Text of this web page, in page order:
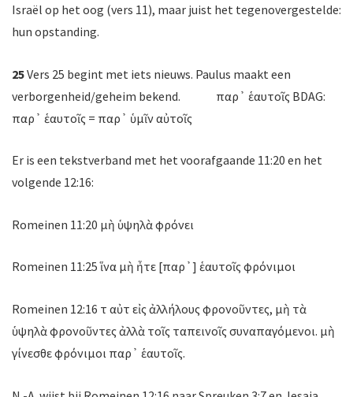
Israël op het oog (vers 11), maar juist het tegenovergestelde:
hun opstanding.
25Vers 25 begint met iets nieuws. Paulus maakt een
verborgenheid/geheim bekend. παρ᾽ ἑαυτοῖς BDAG:
παρ᾽ ἑαυτοῖς = παρ᾽ ὑμῖν αὐτοῖς
Er is een tekstverband met het voorafgaande 11:20 en het
volgende 12:16:
Romeinen 11:20 μὴ ὑψηλὰ φρόνει
Romeinen 11:25 ἵνα μὴ ἦτε [παρ᾽] ἑαυτοῖς φρόνιμοι
Romeinen 12:16 τὸ αὐτὸ εἰς ἀλλήλους φρονοῦντες, μὴ τὰ
ὑψηλὰ φρονοῦντες ἀλλὰ τοῖς ταπεινοῖς συναπαγόμενοι. μὴ
γίνεσθε φρόνιμοι παρ᾽ ἑαυτοῖς.